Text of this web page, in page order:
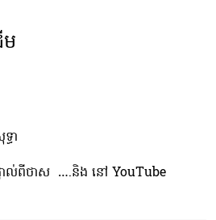
ា
ល់ពីថាស ….និង នៅ YouTube